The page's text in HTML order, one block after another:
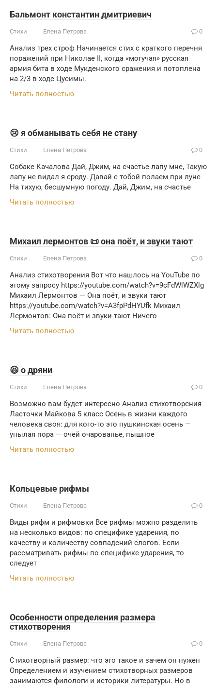
Бальмонт константин дмитриевич
Стихи Елена Петрова 0
Анализ трех строф Начинается стих с краткого перечня
поражений при Николае II, когда «могучая» русская
армия бита в ходе Мукденского сражения и потоплена
на 2/3 в ходе Цусимы.
Читать полностью
😢 я обманывать себя не стану
Стихи Елена Петрова 0
Собаке Качалова Дай, Джим, на счастье лапу мне, Такую
лапу не видал я сроду. Давай с тобой полаем при луне
На тихую, бесшумную погоду. Дай, Джим, на счастье
Читать полностью
Михаил лермонтов 📜 она поёт, и звуки тают
Стихи Елена Петрова 0
Анализ стихотворения Вот что нашлось на YouTube по
этому запросу https://youtube.com/watch?v=9cFdWlWZXlg
Михаил Лермонтов — Она поёт, и звуки тают
https://youtube.com/watch?v=A3fpPdHYUfk Михаил
Лермонтов: Она поёт и звуки тают Ничего
Читать полностью
😆 о дряни
Стихи Елена Петрова 0
Возможно вам будет интересно Анализ стихотворения
Ласточки Майкова 5 класс Осень в жизни каждого
человека своя: для кого-то это пушкинская осень —
унылая пора — очей очарованье, пышное
Читать полностью
Кольцевые рифмы
Стихи Елена Петрова 0
Виды рифм и рифмовки Все рифмы можно разделить
на несколько видов: по специфике ударения, по
качеству и количеству совпадений слогов. Если
рассматривать рифмы по специфике ударения, то
следует
Читать полностью
Особенности определения размера
стихотворения
Стихи Елена Петрова 0
Стихотворный размер: что это такое и зачем он нужен
Определением и изучением стихотворных размеров
занимаются филологи и историки литературы. Но в